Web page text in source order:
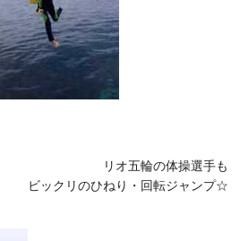
リオ五輪の体操選手も
ビックリのひねり・回転ジャンプ☆